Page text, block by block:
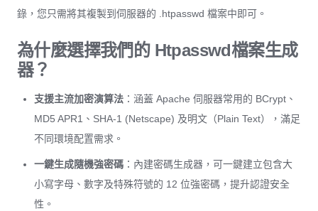
錄，您只需將其複製到伺服器的 .htpasswd 檔案中即可。
為什麼選擇我們的 Htpasswd檔案生成
器？
支援主流加密演算法 ：涵蓋 Apache 伺服器常用的 BCrypt、
MD5 APR1、SHA-1 (Netscape) 及明文（Plain Text），滿足
不同環境配置需求。
一鍵生成隨機強密碼 ：內建密碼生成器，可一鍵建立包含大
小寫字母、數字及特殊符號的 12 位強密碼，提升認證安全
性。